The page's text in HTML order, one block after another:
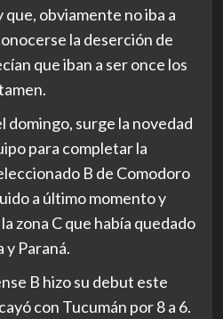
obviamente no iba a
la deserción de
que iban a ser once los
domingo, surge la novedad
para completar la
B de Comodoro
a último momento y
zona C que había quedado
y Paraná.
B hizo su debut este
con Tucumán por 8 a 6.